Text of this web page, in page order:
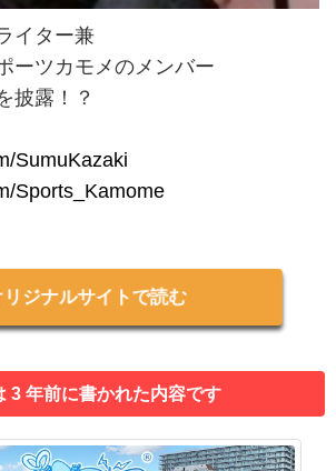
イター兼
ーツカモメのメンバー
披露！？
SumuKazaki
Sports_Kamome
リジナルサイトで読む
3 年前に書かれた内容です